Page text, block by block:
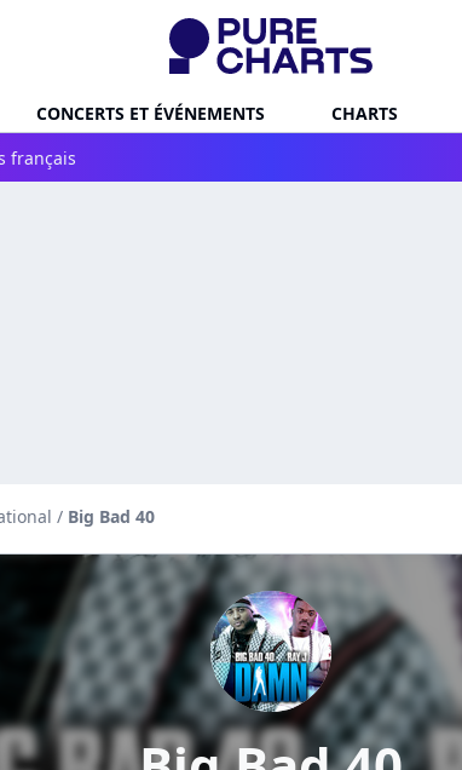
CONCERTS ET ÉVÉNEMENTS CHARTS
français
/ Big Bad 40